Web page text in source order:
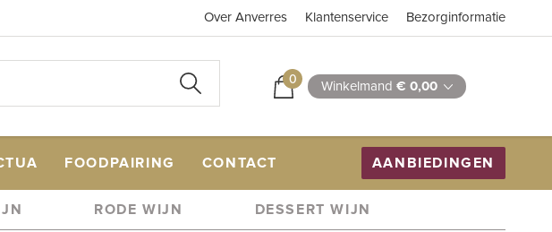
Over Anverres Klantenservice Bezorginformatie
0 Winkelmand € 0,00
FOODPAIRING CONTACT AANBIEDINGEN
RODE WIJN DESSERT WIJN